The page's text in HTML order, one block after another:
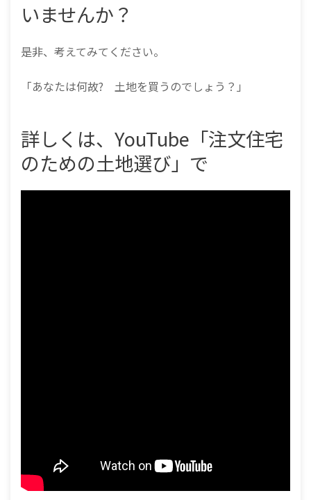
いませんか？
是非、考えてみてください。
「あなたは何故? 土地を買うのでしょう？」
詳しくは、YouTube「注文住宅
のための土地選び」で